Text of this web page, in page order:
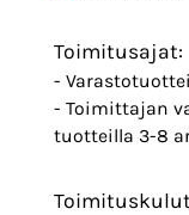
Toimitusajat:
-
- Toimittajan
tuotteilla 3-8